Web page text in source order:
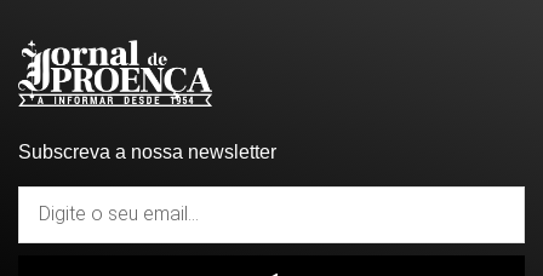
Subscreva a nossa newsletter